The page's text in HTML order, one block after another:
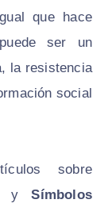
que hace
ser un
la resistencia
social.
sobre
ySímbolos